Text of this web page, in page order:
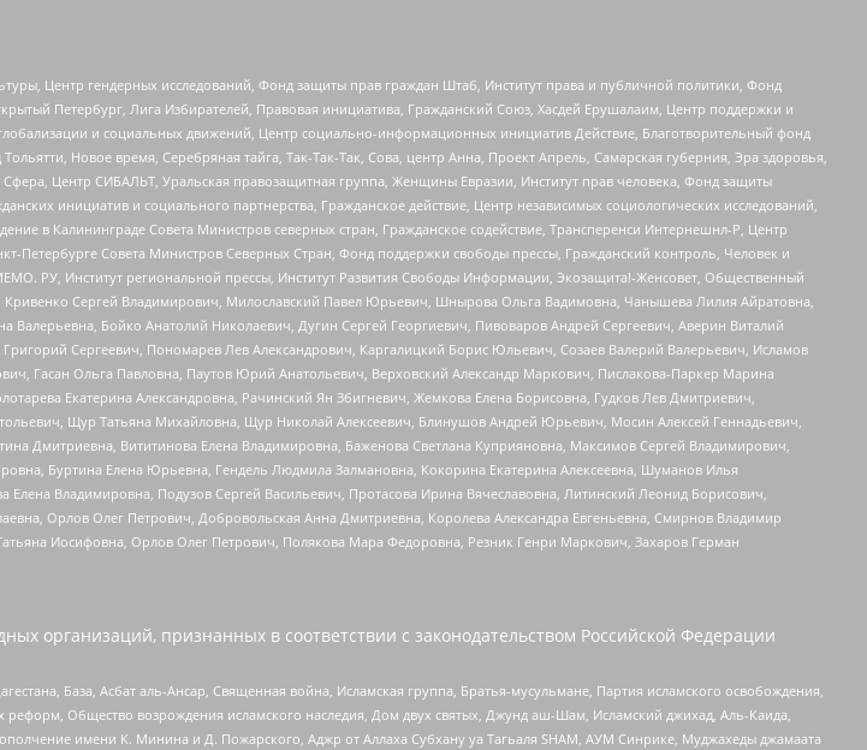
Центр гендерных исследований, Фонд защиты прав граждан Штаб, Институт права и публичной политики, Фонд
Петербург, Лига Избирателей, Правовая инициатива, Гражданский Союз, Хасдей Ерушалаим, Центр поддержки и
и социальных движений, Центр социально-информационных инициатив Действие, Благотворительный фонд
Новое время, Серебряная тайга, Так-Так-Так, Сова, центр Анна, Проект Апрель, Самарская губерния, Эра здоровья,
Центр СИБАЛЬТ, Уральская правозащитная группа, Женщины Евразии, Институт прав человека, Фонд защиты
инициатив и социального партнерства, Гражданское действие, Центр независимых социологических исследований,
в Калининграде Совета Министров северных стран, Гражданское содействие, Трансперенси Интернешнл-Р, Центр
Петербурге Совета Министров Северных Стран, Фонд поддержки свободы прессы, Гражданский контроль, Человек и
РУ, Институт региональной прессы, Институт Развития Свободы Информации, Экозащита!-Женсовет, Общественный
Кривенко Сергей Владимирович, Милославский Павел Юрьевич, Шнырова Ольга Вадимовна, Чанышева Лилия Айратовна,
Валерьевна, Бойко Анатолий Николаевич, Дугин Сергей Георгиевич, Пивоваров Андрей Сергеевич, Аверин Виталий
Сергеевич, Пономарев Лев Александрович, Каргалицкий Борис Юльевич, Созаев Валерий Валерьевич, Исламов
Гасан Ольга Павловна, Паутов Юрий Анатольевич, Верховский Александр Маркович, Пислакова-Паркер Марина
Екатерина Александровна, Рачинский Ян Збигневич, Жемкова Елена Борисовна, Гудков Лев Дмитриевич,
Щур Татьяна Михайловна, Щур Николай Алексеевич, Блинушов Андрей Юрьевич, Мосин Алексей Геннадьевич,
Дмитриевна, Вититинова Елена Владимировна, Баженова Светлана Куприяновна, Максимов Сергей Владимирович,
Буртина Елена Юрьевна, Гендель Людмила Залмановна, Кокорина Екатерина Алексеевна, Шуманов Илья
Владимировна, Подузов Сергей Васильевич, Протасова Ирина Вячеславовна, Литинский Леонид Борисович,
Орлов Олег Петрович, Добровольская Анна Дмитриевна, Королева Александра Евгеньевна, Смирнов Владимир
Иосифовна, Орлов Олег Петрович, Полякова Мара Федоровна, Резник Генри Маркович, Захаров Герман
организаций, признанных в соответствии с законодательством Российской Федерации
База, Асбат аль-Ансар, Священная война, Исламская группа, Братья-мусульмане, Партия исламского освобождения,
Общество возрождения исламского наследия, Дом двух святых, Джунд аш-Шам, Исламский джихад, Аль-Каида,
имени К. Минина и Д. Пожарского, Аджр от Аллаха Субхану уа Тагьаля SHAM, АУМ Синрике, Муджахеды джамаата